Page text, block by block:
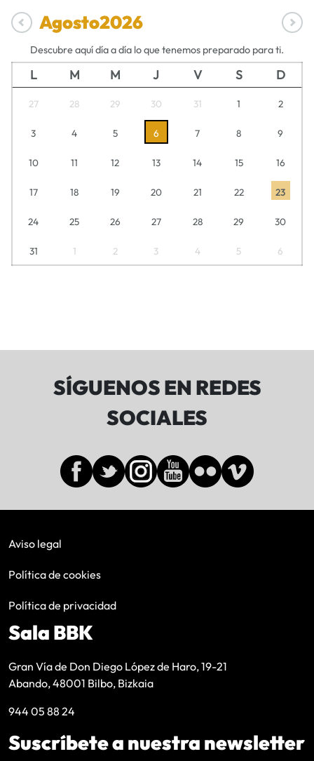
Agosto2026
Descubre aquí día a día lo que tenemos preparado para ti.
L M M J V S D
27 28 29 30 31 1 2
3 4 5 6 7 8 9
10 11 12 13 14 15 16
17 18 19 20 21 22 23
24 25 26 27 28 29 30
31 1 2 3 4 5 6
SÍGUENOS EN REDES
SOCIALES
Aviso legal
Política de cookies
Política de privacidad
Sala BBK
Gran Vía de Don Diego López de Haro, 19-21
Abando, 48001 Bilbo, Bizkaia
944 05 88 24
Suscríbete a nuestra newsletter